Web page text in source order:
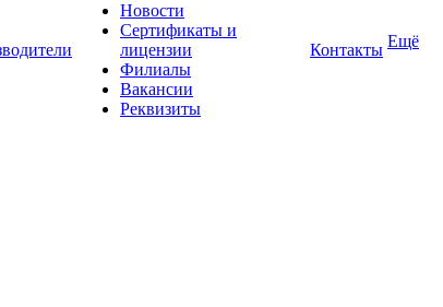
Новости
Сертификаты и
лицензии
Филиалы
Вакансии
Реквизиты
Контакты Ещё